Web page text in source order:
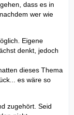
dass es in
wer wie
Eigene
denkt, jedoch
dieses Thema
es wäre so
zugehört. Seid